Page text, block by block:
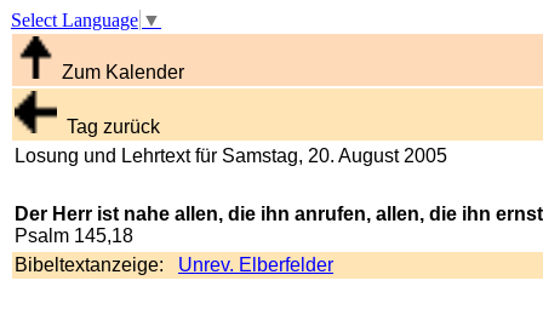
Select Language ▼
Zum Kalender
Tag zurück
Losung und Lehrtext für Samstag, 20. August 2005
Der Herr ist nahe allen, die ihn anrufen, allen, die ihn
Psalm 145,18
Bibeltextanzeige: Unrev. Elberfelder